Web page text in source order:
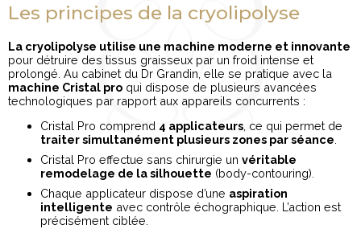
Les principes de la cryolipolyse
La cryolipolyse utilise une machine moderne et innovante
pour détruire des tissus graisseux par un froid intense et
prolongé. Au cabinet du Dr Grandin, elle se pratique avec la
machine Cristal pro qui dispose de plusieurs avancées
technologiques par rapport aux appareils concurrents :
Cristal Pro comprend 4 applicateurs , ce qui permet de
traiter simultanément plusieurs zones par séance
Cristal Pro effectue sans chirurgie un véritable
remodelage de la silhouette (body-contouring).
Chaque applicateur dispose d’une aspiration
intelligente avec contrôle échographique. L’action est
précisément ciblée.